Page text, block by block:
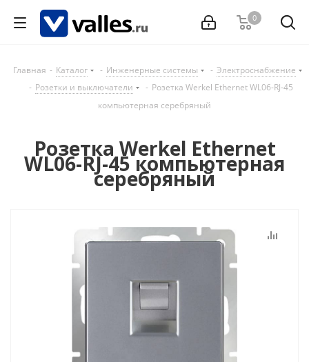
0
Главная - Каталог - Инженерные системы - Электроснабжение
- Розетки и выключатели - Розетка Werkel Ethernet WL06-RJ-45
компьютерная серебряный
Розетка Werkel Ethernet
WL06-RJ-45 компьютерная
серебряный